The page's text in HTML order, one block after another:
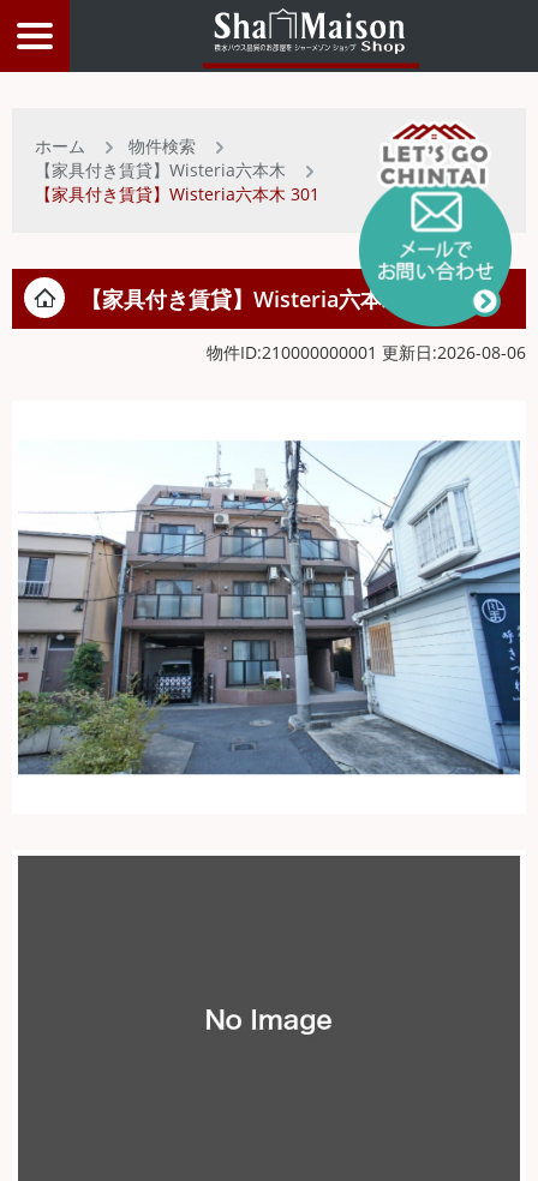
物件検索
店舗情報
お客様サービス
物件比較リスト
トップページ
ホーム
物件検索
【家具付き賃貸】Wisteria六本木
【家具付き賃貸】Wisteria六本木 301
【家具付き賃貸】Wisteria六本木
物件ID:210000000001 更新日:2026-08-06